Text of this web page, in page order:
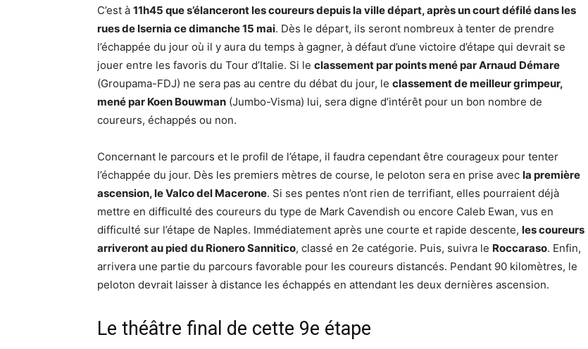
C’est à 11h45 que s’élanceront les coureurs depuis la ville départ, après un court défilé dans les
rues de Isernia ce dimanche 15 mai. Dès le départ, ils seront nombreux à tenter de prendre
l’échappée du jour où il y aura du temps à gagner, à défaut d’une victoire d’étape qui devrait se
jouer entre les favoris du Tour d’Italie. Si le classement par points mené par Arnaud Démare
(Groupama-FDJ) ne sera pas au centre du débat du jour, le classement de meilleur grimpeur,
mené par Koen Bouwman (Jumbo-Visma) lui, sera digne d’intérêt pour un bon nombre de
coureurs, échappés ou non.
Concernant le parcours et le profil de l’étape, il faudra cependant être courageux pour tenter
l’échappée du jour. Dès les premiers mètres de course, le peloton sera en prise avec la première
ascension, le Valco del Macerone. Si ses pentes n’ont rien de terrifiant, elles pourraient déjà
mettre en difficulté des coureurs du type de Mark Cavendish ou encore Caleb Ewan, vus en
difficulté sur l’étape de Naples. Immédiatement après une courte et rapide descente, les coureurs
arriveront au pied du Rionero Sannitico, classé en 2e catégorie. Puis, suivra le Roccaraso. Enfin,
arrivera une partie du parcours favorable pour les coureurs distancés. Pendant 90 kilomètres, le
peloton devrait laisser à distance les échappés en attendant les deux dernières ascension.
Le théâtre final de cette 9e étape